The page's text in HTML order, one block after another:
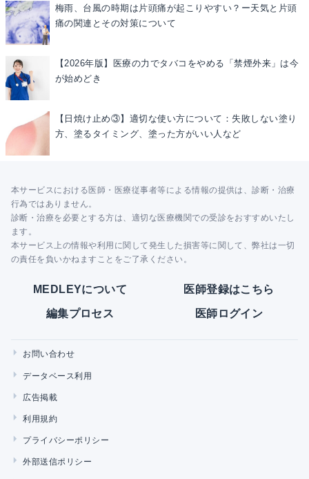
梅雨、台風の時期は片頭痛が起こりやすい？ー天気と片頭
痛の関連とその対策について
【2026年版】医療の力でタバコをやめる「禁煙外来」は今
が始めどき
【日焼け止め③】適切な使い方について：失敗しない塗り
方、塗るタイミング、塗った方がいい人など
本サービスにおける医師・医療従事者等による情報の提供は、診断・治療
行為ではありません。
診断・治療を必要とする方は、適切な医療機関での受診をおすすめいたし
ます。
本サービス上の情報や利用に関して発生した損害等に関して、弊社は一切
の責任を負いかねますことをご了承ください。
MEDLEYについて 医師登録はこちら
編集プロセス 医師ログイン
お問い合わせ
データベース利用
広告掲載
利用規約
プライバシーポリシー
外部送信ポリシー